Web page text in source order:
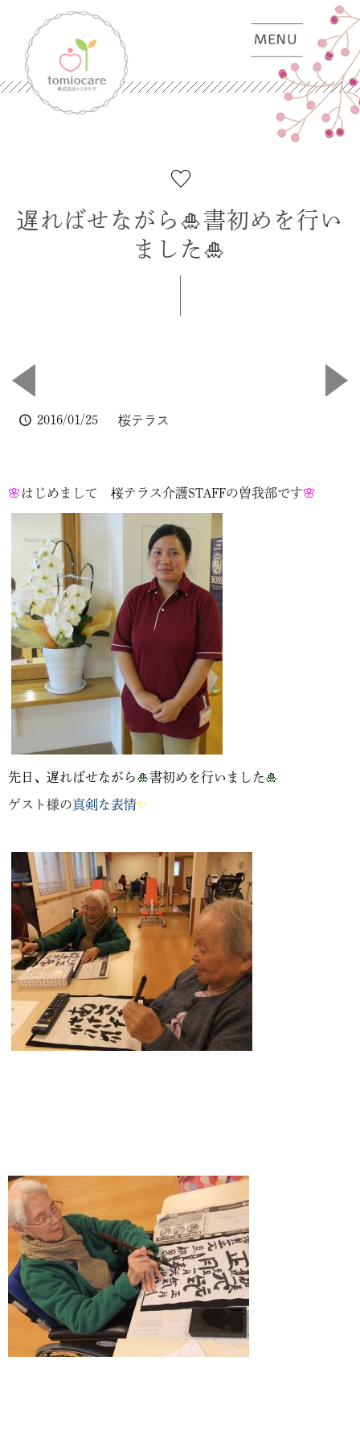
遅ればせながら🎍書初めを行い
ました🎍
2016/01/25 桜テラス
🌸 はじめまして 桜テラス介護STAFFの曽我部です🌸
先日、遅ればせながら🎍書初めを行いました🎍
ゲスト様の真剣な表情✨